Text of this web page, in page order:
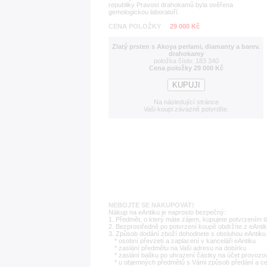
republiky Pravost drahokamů byla ověřena
gemologickou laboratoří.
CENA POLOŽKY
29 000 Kč
Zlatý prsten s Akoya perlami, diamanty a barev.
drahokamy
položka číslo: 183 340
Cena položky 29 000 Kč
Na následující stránce
Vaši koupi závazně potvrdíte.
NEBOJTE SE NAKUPOVAT!
Nákup na eAntiku je naprosto bezpečný:
1. Předmět, o který máte zájem, kupujete potvrzením
2. Bezprostředně po potvrzení koupě obdržíte z
3. Způsob dodání zboží dohodnete s obsluhou
* osobní převzetí a zaplacení v kanceláři eAntiku
* zaslání předmětu na Vaši adresu na dobírku
* zaslání balíku po uhrazení částky na účet
* u objemných předmětů s Vámi způsob předání a